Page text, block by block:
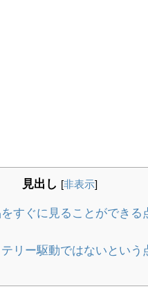
見出し [非表示]
すぐに見ることができる
リー駆動ではないという